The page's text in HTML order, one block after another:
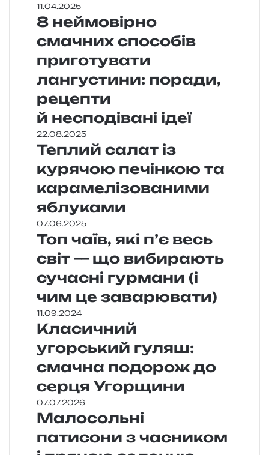
11.04.2025
8 неймовірно
смачних способів
приготувати
лангустини: поради,
рецепти
й несподівані ідеї
22.08.2025
Теплий салат із
курячою печінкою та
карамелізованими
яблуками
07.06.2025
Топ чаїв, які п’є весь
світ — що вибирають
сучасні гурмани (і
чим це заварювати)
11.09.2024
Класичний
угорський гуляш:
смачна подорож до
серця Угорщини
07.07.2026
Малосольні
патисони з часником